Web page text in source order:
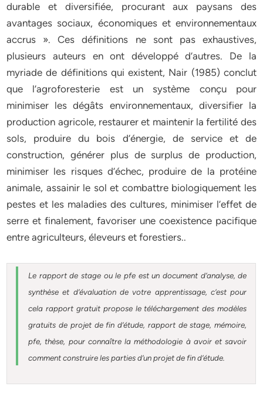
durable et diversifiée, procurant aux paysans des
avantages sociaux, économiques et environnementaux
accrus ». Ces définitions ne sont pas exhaustives,
plusieurs auteurs en ont développé d’autres. De la
myriade de définitions qui existent, Nair (1985) conclut
que l’agroforesterie est un système conçu pour
minimiser les dégâts environnementaux, diversifier la
production agricole, restaurer et maintenir la fertilité des
sols, produire du bois d’énergie, de service et de
construction, générer plus de surplus de production,
minimiser les risques d’échec, produire de la protéine
animale, assainir le sol et combattre biologiquement les
pestes et les maladies des cultures, minimiser l’effet de
serre et finalement, favoriser une coexistence pacifique
entre agriculteurs, éleveurs et forestiers..
Le rapport de stage ou le pfe est un document d’analyse, de
synthèse et d’évaluation de votre apprentissage, c’est pour
cela rapport gratuit propose le téléchargement des modèles
gratuits de projet de fin d’étude, rapport de stage, mémoire,
pfe, thèse, pour connaître la méthodologie à avoir et savoir
comment construire les parties d’un projet de fin d’étude